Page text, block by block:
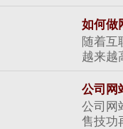
如何做
随着互
越来越
公司网
公司网
售技功